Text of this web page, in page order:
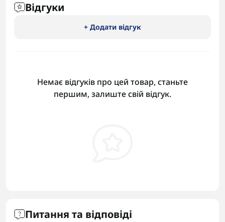
Відгуки
+ Додати відгук
Немає відгуків про цей товар, станьте
першим, залиште свій відгук.
Питання та відповіді